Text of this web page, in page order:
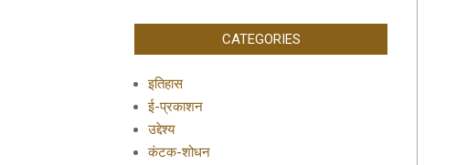
CATEGORIES
इतिहास
ई-प्रकाशन
उद्देश्य
कंटक-शोधन